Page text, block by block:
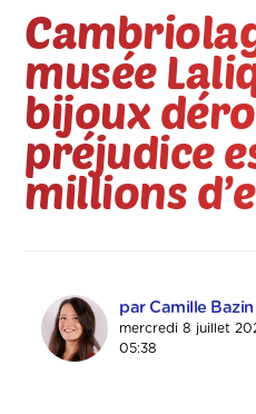
musée
bijoux
préjudice
millions
par Camille Bazin
mercredi 8 juillet
05:38